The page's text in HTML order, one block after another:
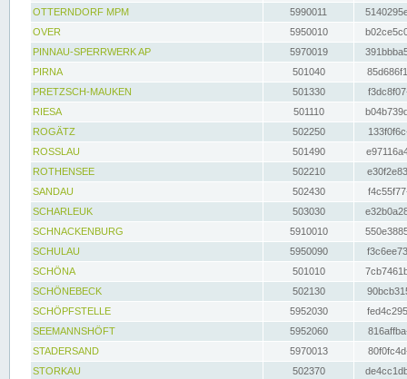
OTTERNDORF MPM
5990011
OVER
5950010
PINNAU-SPERRWERK AP
5970019
PIRNA
501040
PRETZSCH-MAUKEN
501330
RIESA
501110
ROGÄTZ
502250
ROSSLAU
501490
ROTHENSEE
502210
SANDAU
502430
SCHARLEUK
503030
SCHNACKENBURG
5910010
SCHULAU
5950090
SCHÖNA
501010
SCHÖNEBECK
502130
SCHÖPFSTELLE
5952030
SEEMANNSHÖFT
5952060
STADERSAND
5970013
STORKAU
502370